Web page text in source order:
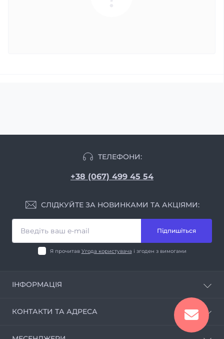
ТЕЛЕФОНИ:
+38 (067) 499 45 54
СЛІДКУЙТЕ ЗА НОВИНКАМИ ТА АКЦІЯМИ:
Підпишіться
Я прочитав Угода користувача і згоден з вимогами
ІНФОРМАЦІЯ
Інформація про доставку
КОНТАКТИ ТА АДРЕСА